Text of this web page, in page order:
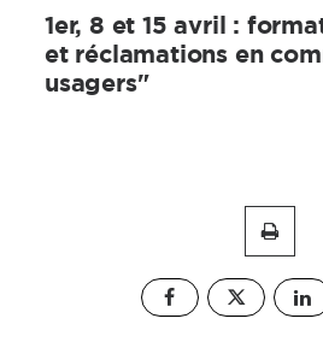
1er, 8 et 15 avril :
et réclamations en
usagers"